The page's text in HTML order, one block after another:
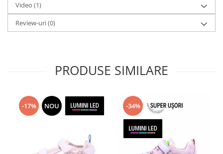
Video (1)
Review-uri(0)
PRODUSE SIMILARE
-17% NOU -34%